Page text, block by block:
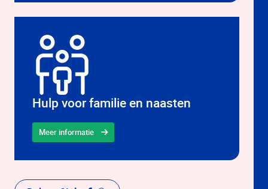
Hulp voor familie en naasten
Meer informatie